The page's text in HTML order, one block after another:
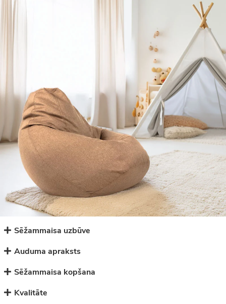
Sēžammaisa uzbūve
Auduma apraksts
Sēžammaisa kopšana
Kvalitāte